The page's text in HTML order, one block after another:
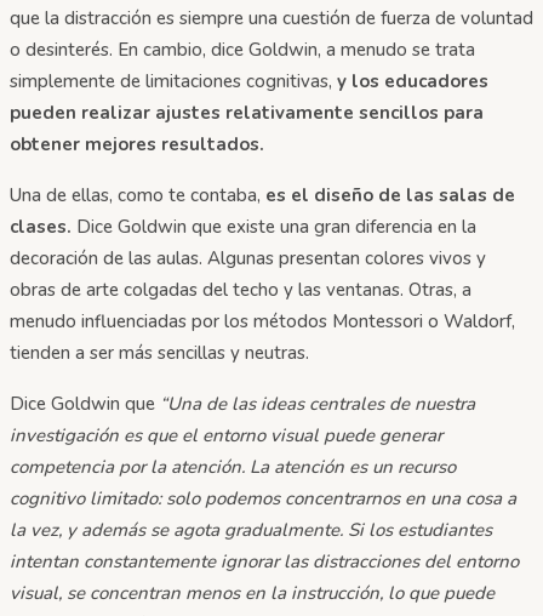
que la distracción es siempre una cuestión de fuerza de voluntad
o desinterés. En cambio, dice Goldwin, a menudo se trata
simplemente de limitaciones cognitivas, y los educadores
pueden realizar ajustes relativamente sencillos para
obtener mejores resultados.
Una de ellas, como te contaba, es el diseño de las salas de
clases. Dice Goldwin que existe una gran diferencia en la
decoración de las aulas. Algunas presentan colores vivos y
obras de arte colgadas del techo y las ventanas. Otras, a
menudo influenciadas por los métodos Montessori o Waldorf,
tienden a ser más sencillas y neutras.
Dice Goldwin que “Una de las ideas centrales de nuestra
investigación es que el entorno visual puede generar
competencia por la atención. La atención es un recurso
cognitivo limitado: solo podemos concentrarnos en una cosa a
la vez, y además se agota gradualmente. Si los estudiantes
intentan constantemente ignorar las distracciones del entorno
visual, se concentran menos en la instrucción, lo que puede